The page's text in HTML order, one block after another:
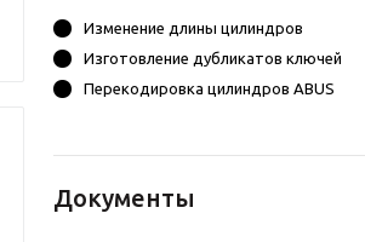
Изменение длины цилиндров
Изготовление дубликатов ключей
Перекодировка цилиндров ABUS
Документы